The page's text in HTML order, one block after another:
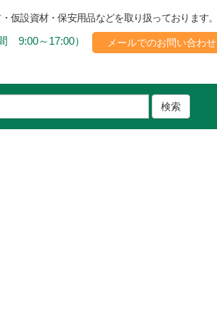
仮設資材・保安用品などを取り扱っております。
9:00～17:00） メールでのお問い合わせ
検索